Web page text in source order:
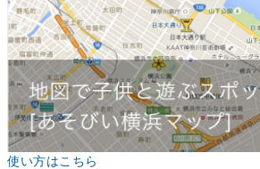
使い方はこちら